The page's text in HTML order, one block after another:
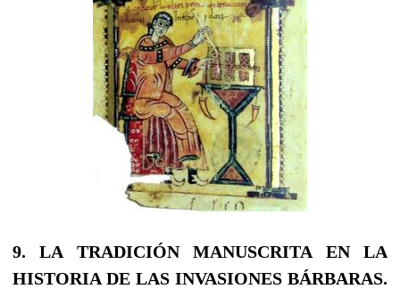
9. LA TRADICIÓN MANUSCRITA EN LA
HISTORIA DE LAS INVASIONES BÁRBARAS.